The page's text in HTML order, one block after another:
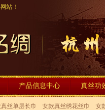
站！
产品信息中心 真丝功
丝单层长巾 女款真丝绣花丝巾 女